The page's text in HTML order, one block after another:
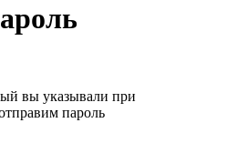
вы указывали при
пароль